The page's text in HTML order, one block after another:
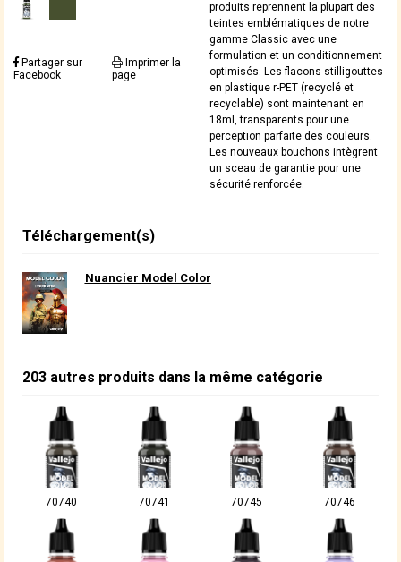
Partager sur
Facebook
Imprimer la
page
produits reprennent la plupart des
teintes emblématiques de notre
gamme Classic avec une
formulation et un conditionnement
optimisés. Les flacons stilligouttes
en plastique r-PET (recyclé et
recyclable) sont maintenant en
18ml, transparents pour une
perception parfaite des couleurs.
Les nouveaux bouchons intègrent
un sceau de garantie pour une
sécurité renforcée.
Téléchargement(s)
Nuancier Model Color
203 autres produits dans la même catégorie
70740 70741 70745 70746